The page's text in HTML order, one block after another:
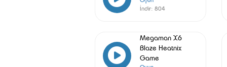
İndir: 804
Megaman X6
Blaze Heatnix
Game